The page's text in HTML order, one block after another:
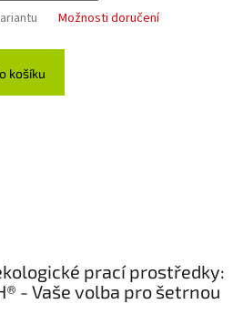
Možnosti doručení
košíku
prací prostředky:
- Vaše volba pro šetrnou